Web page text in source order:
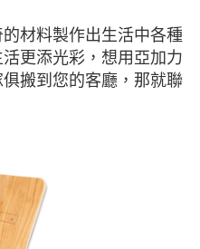
材料製作出生活中各種
更添光彩，想用亞加力
搬到您的客廳，那就聯